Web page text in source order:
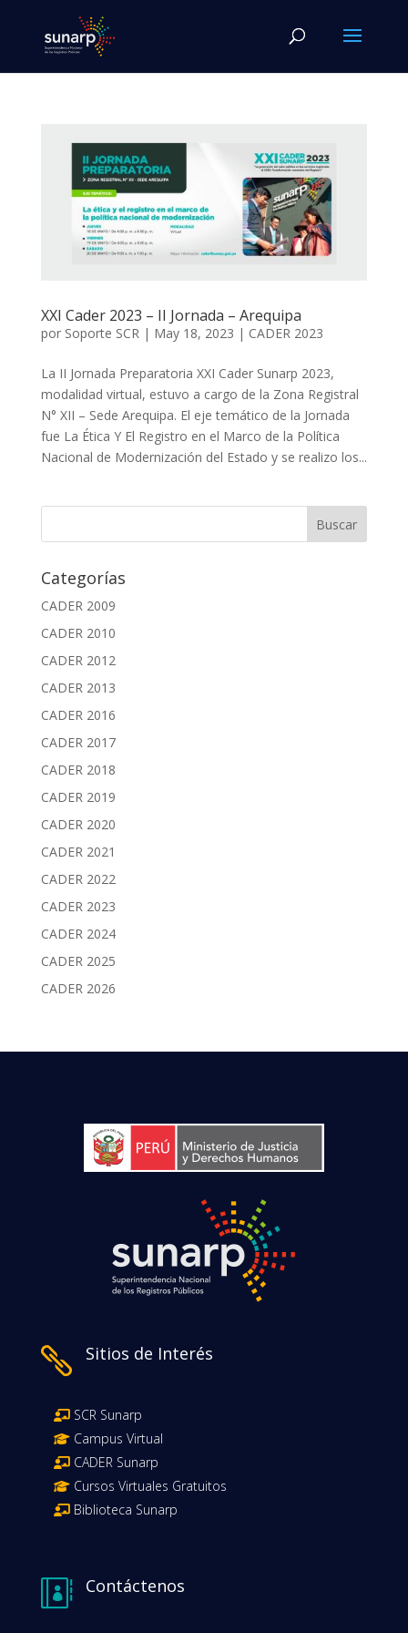
XXI Cader 2023 – II Jornada – Arequipa
por Soporte SCR | May 18, 2023 | CADER 2023
La II Jornada Preparatoria XXI Cader Sunarp 2023,
modalidad virtual, estuvo a cargo de la Zona Registral
N° XII – Sede Arequipa. El eje temático de la Jornada
fue La Ética Y El Registro en el Marco de la Política
Nacional de Modernización del Estado y se realizo los...
Categorías
CADER 2009
CADER 2010
CADER 2012
CADER 2013
CADER 2016
CADER 2017
CADER 2018
CADER 2019
CADER 2020
CADER 2021
CADER 2022
CADER 2023
CADER 2024
CADER 2025
CADER 2026
 Sitios de Interés
SCR Sunarp
Campus Virtual
CADER Sunarp
Cursos Virtuales Gratuitos
Biblioteca Sunarp
 Contáctenos